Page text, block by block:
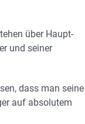
über Haupt-
und seiner
dass man seine
auf absolutem